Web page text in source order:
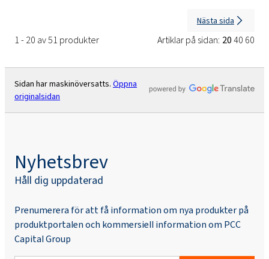
1 - 20 av 51 produkter Artiklar på sidan: 2040 60
Nästa sida
Sidan har maskinöversatts. Öppna
originalsidan
Nyhetsbrev
Håll dig uppdaterad
Prenumerera för att få information om nya produkter på
produktportalen och kommersiell information om PCC
Capital Group